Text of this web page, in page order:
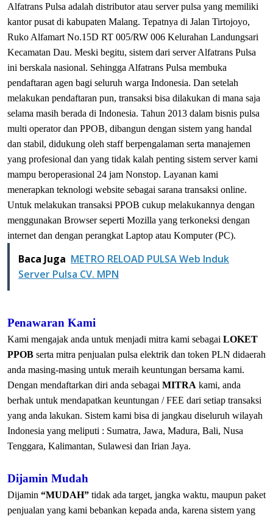
Alfatrans Pulsa adalah distributor atau server pulsa yang memiliki
kantor pusat di kabupaten Malang. Tepatnya di Jalan Tirtojoyo,
Ruko Alfamart No.15D RT 005/RW 006 Kelurahan Landungsari
Kecamatan Dau. Meski begitu, sistem dari server Alfatrans Pulsa
ini berskala nasional. Sehingga Alfatrans Pulsa membuka
pendaftaran agen bagi seluruh warga Indonesia. Dan setelah
melakukan pendaftaran pun, transaksi bisa dilakukan di mana saja
selama masih berada di Indonesia. Tahun 2013 dalam bisnis pulsa
multi operator dan PPOB, dibangun dengan sistem yang handal
dan stabil, didukung oleh staff berpengalaman serta manajemen
yang profesional dan yang tidak kalah penting sistem server kami
mampu beroperasional 24 jam Nonstop. Layanan kami
menerapkan teknologi website sebagai sarana transaksi online.
Untuk melakukan transaksi PPOB cukup melakukannya dengan
menggunakan Browser seperti Mozilla yang terkoneksi dengan
internet dan dengan perangkat Laptop atau Komputer (PC).
Baca Juga METRO RELOAD PULSA Web Induk
Server Pulsa CV. MPN
Penawaran Kami
Kami mengajak anda untuk menjadi mitra kami sebagai LOKET
PPOB serta mitra penjualan pulsa elektrik dan token PLN didaerah
anda masing-masing untuk meraih keuntungan bersama kami.
Dengan mendaftarkan diri anda sebagai MITRA kami, anda
berhak untuk mendapatkan keuntungan / FEE dari setiap transaksi
yang anda lakukan. Sistem kami bisa di jangkau diseluruh wilayah
Indonesia yang meliputi : Sumatra, Jawa, Madura, Bali, Nusa
Tenggara, Kalimantan, Sulawesi dan Irian Jaya.
Dijamin Mudah
Dijamin “MUDAH” tidak ada target, jangka waktu, maupun paket
penjualan yang kami bebankan kepada anda, karena sistem yang